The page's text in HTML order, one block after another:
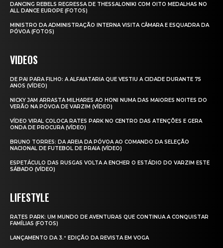
DANCING REBELS REGRESSA DE THESSALONIKI COM OITO MEDALHAS NO
ALL DANCE EUROPE (FOTOS)
MINISTRO DA ADMINISTRAÇÃO INTERNA VISITA CÂMARA E ESQUADRA DA
PÓVOA (FOTOS)
VIDEOS
DE PAI PARA FILHO: A ALFAIATARIA QUE VESTIU A CIDADE DURANTE 75
ANOS (VÍDEO)
NICKY JAM ARRASTA MILHARES AO HONI NUMA DAS MAIORES NOITES DO
VERÃO NA PÓVOA DE VARZIM (VÍDEO)
VÍDEO VIRAL COLOCA RATES PARK NO CENTRO DAS ATENÇÕES E GERA
ONDA DE PROCURA (VÍDEO)
BRUNO TORRES: DA AREIA DA PÓVOA AO COMANDO DA SELEÇÃO
NACIONAL DE FUTEBOL DE PRAIA (VÍDEO)
ESPETÁCULO DAS RUSGAS VOLTA A ENCHER O ESTÁDIO DO VARZIM ESTE
SÁBADO (VÍDEO)
LIFESTYLE
RATES PARK: UM MUNDO DE AVENTURAS QUE CONTINUA A CONQUISTAR
FAMÍLIAS (FOTOS)
LANÇAMENTO DA 3.ª EDIÇÃO DA REVISTA EM VOGA